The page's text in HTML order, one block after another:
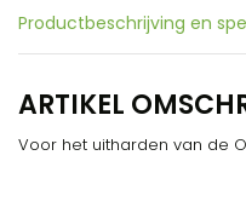
Productbeschrijving en
ARTIKEL
Voor het uitharden van de